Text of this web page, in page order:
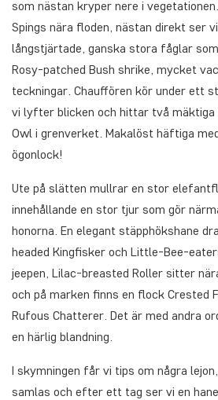
som nästan kryper nere i
Spings nära floden, nästan direkt ser
långstjärtade, ganska stora fåglar
Rosy-patched Bush shrike, mycket
teckningar. Chauffören kör under ett
vi lyfter blicken och hittar två mäktiga
Owl i grenverket. Makalöst häftiga
ögonlock!
Ute på slätten mullrar en stor
innehållande en stor tjur som gör
honorna. En elegant stäpphökshane
headed Kingfisker och Little-Bee-
jeepen, Lilac-breasted Roller sitter
och på marken finns en flock Crested
Rufous Chatterer. Det är med andra
en härlig blandning.
I skymningen får vi tips om några
samlas och efter ett tag ser vi en